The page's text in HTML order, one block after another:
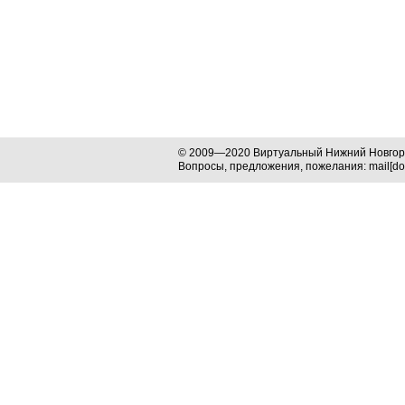
© 2009—2020 Виртуальный Нижний
Вопросы, предложения, пожелания: